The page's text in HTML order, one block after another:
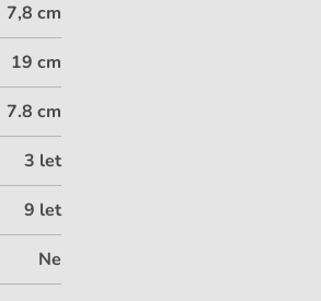
7,8 cm
19 cm
7.8 cm
3 let
9 let
Ne